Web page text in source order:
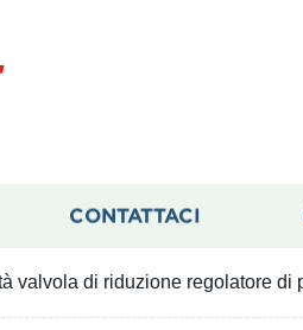
CONTATTACI
valvola di riduzione regolatore di